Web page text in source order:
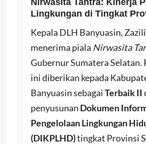
Lingkungan di Tingkat
Kepala DLH Banyuasin,
menerima piala Nirwasita
Gubernur Sumatera Selatan.
ini diberikan kepada
Banyuasin sebagaiTerbaik II
penyusunan Dokumen
Pengelolaan Lingkungan
(DIKPLHD)tingkat Provinsi